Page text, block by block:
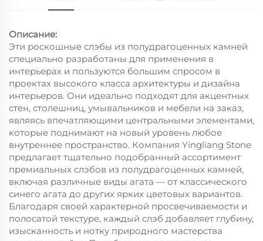
Описание:
Эти роскошные слэбы из полудрагоценных камней
специально разработаны для применения в
интерьерах и пользуются большим спросом в
проектах высокого класса архитектуры и дизайна
интерьеров. Они идеально подходят для акцентных
стен, столешниц, умывальников и мебели на заказ,
являясь впечатляющими центральными элементами,
которые поднимают на новый уровень любое
внутреннее пространство. Компания Yingliang Stone
предлагает тщательно подобранный ассортимент
премиальных слэбов из полудрагоценных камней,
включая различные виды агата — от классического
синего агата до других ярких цветовых вариантов.
Благодаря своей характерной просвечиваемости и
полосатой текстуре, каждый слэб добавляет глубину,
изысканность и нотку природного мастерства